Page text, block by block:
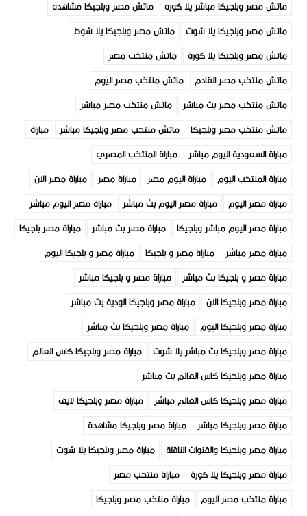
ماتش مصر وبلجيكا مباشر يلا كوره
ماتش مصر وبلجيكا مشاهده
ماتش مصر وبلجيكا يلا شوت
ماتش مصر وبلجيكا يلا شوط
ماتش مصر وبلجيكا يلا كورة
ماتش منتخب مصر
ماتش منتخب مصر القادم
ماتش منتخب مصر اليوم
ماتش منتخب مصر بث مباشر
ماتش منتخب مصر مباشر
ماتش منتخب مصر وبلجيكا
ماتش منتخب مصر وبلجيكا مباشر
مباراة
مباراة السعودية اليوم مباشر
مباراة المنتخب المصري
مباراة المنتخب اليوم
مباراة اليوم مصر مباراة مصر
مباراة مصر الان
مباراة مصر اليوم
مباراة مصر اليوم بث مباشر
مباراة مصر اليوم مباشر
مباراة مصر اليوم مباشر وبلجيكا
مباراة مصر بث مباشر
مباراة مصر بلجيكا
مباراة مصر مباشر
مباراة مصر و بلجيكا
مباراة مصر و بلجيكا اليوم
مباراة مصر و بلجيكا بث مباشر
مباراة مصر و بلجيكا مباشر
مباراة مصر وبلجيكا الان
مباراة مصر وبلجيكا الودية بث مباشر
مباراة مصر وبلجيكا اليوم
مباراة مصر وبلجيكا بث مباشر
مباراة مصر وبلجيكا بث مباشر يلا شوت
مباراة مصر وبلجيكا كاس العالم
مباراة مصر وبلجيكا كاس العالم بث مباشر
مباراة مصر وبلجيكا كاس العالم مباشر
مباراة مصر وبلجيكا لايف
مباراة مصر وبلجيكا مباشر
مباراة مصر وبلجيكا مشاهدة
مباراة مصر وبلجيكا والقنوات الناقلة
مباراة مصر وبلجيكا يلا شوت
مباراة مصر وبلجيكا يلا كورة
مباراة منتخب مصر
مباراة منتخب مصر اليوم
مباراة منتخب مصر وبلجيكا